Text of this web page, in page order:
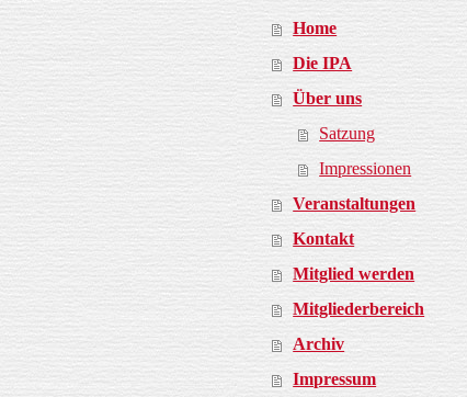
Home
Die IPA
Über uns
Satzung
Impressionen
Veranstaltungen
Kontakt
Mitglied werden
Mitgliederbereich
Archiv
Impressum